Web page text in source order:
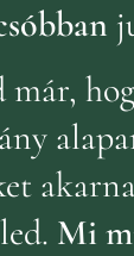
már,
Mi